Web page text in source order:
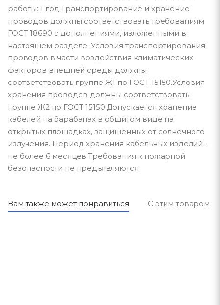
работы: 1 год.Транспортирование и хранение
проводов должны соответствовать требованиям
ГОСТ 18690 с дополнениями, изложенными в
настоящем разделе. Условия транспортирования
проводов в части воздействия климатических
факторов внешней среды должны
соответствовать группе Ж1 по ГОСТ 15150.Условия
хранения проводов должны соответствовать
группе Ж2 по ГОСТ 15150.Допускается хранение
кабелей на барабанах в обшитом виде на
открытых площадках, защищенных от солнечного
излучения. Период хранения кабельных изделий —
не более 6 месяцев.Требования к пожарной
безопасности не предъявляются.
Вам также может понравиться С этим товаром